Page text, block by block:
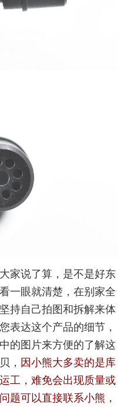
家说了算，是不是好东
一眼就清楚，在别家全
持自己拍图和拆解来体
表达这个产品的细节，
的图片来方便的了解这
， 因小熊大多卖的是库
工，难免会出现质量或
题可以直接联系小熊，